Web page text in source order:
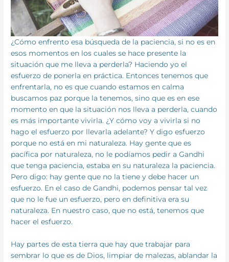
¿Cómo enfrento esa búsqueda de la paciencia, si no es en
esos momentos en los cuales se hace presente la
situación que me lleva a perderla? Haciendo yo el
esfuerzo de ponerla en práctica. Entonces tenemos que
enfrentarla, no es que cuando estamos en calma
buscamos paz porque la tenemos, sino que es en ese
momento en que la situación nos lleva a perderla, cuando
es más importante vivirla. ¿Y cómo voy a vivirla si no
hago el esfuerzo por llevarla adelante? Y digo esfuerzo
porque no está en mi naturaleza. Hay gente que es
pacífica por naturaleza, no le podíamos pedir a Gandhi
que tenga paciencia, estaba en su naturaleza la paciencia.
Pero digo: hay gente que no la tiene y debe hacer un
esfuerzo. En el caso de Gandhi, podemos pensar tal vez
que no le fue un esfuerzo, pero en definitiva era su
naturaleza. En nuestro caso, que no está, tenemos que
hacer el esfuerzo.
Hay partes de esta tierra que hay que trabajar para
sembrar lo que es de Dios, limpiar de malezas, ablandar la